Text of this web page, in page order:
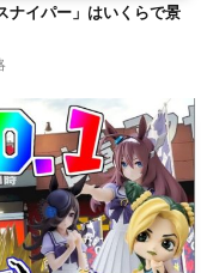
ナイパー」はいくらで景